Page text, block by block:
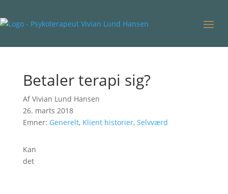
Betaler terapi sig?
Af Vivian Lund Hansen
26. marts 2018
Emner: Generelt, Klient historier, Selvværd
Kan
det